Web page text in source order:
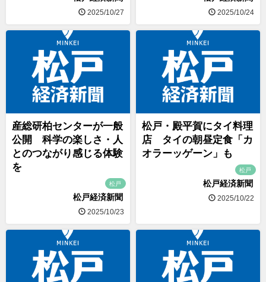
2025/10/27 2025/10/24
産総研柏センターが一般
公開 科学の楽しさ・人
とのつながり感じる体験
を
松戸
松戸経済新聞
2025/10/23
松戸・殿平賀にタイ料理
店 タイの朝昼定食「カ
オラーッゲーン」も
松戸
松戸経済新聞
2025/10/22